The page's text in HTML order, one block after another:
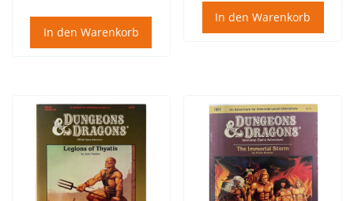
In den Warenkorb
In den Warenkorb